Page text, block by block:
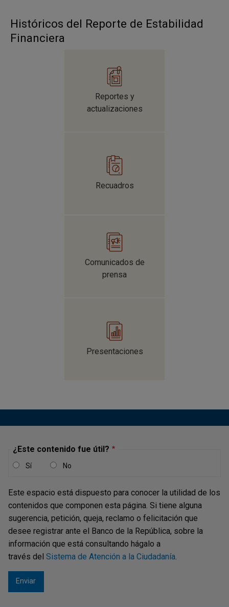
Históricos del Reporte de Estabilidad
Financiera
Reportes y
actualizaciones
Recuadros
Comunicados de
prensa
Presentaciones
¿Este contenido fue útil?
Sí No
Este espacio está dispuesto para conocer la utilidad de los
contenidos que componen esta página. Si tiene alguna
sugerencia, petición, queja, reclamo o felicitación que
desee registrar ante el Banco de la República, sobre la
información que está consultando hágalo a
través del Sistema de Atención a la Ciudadanía.